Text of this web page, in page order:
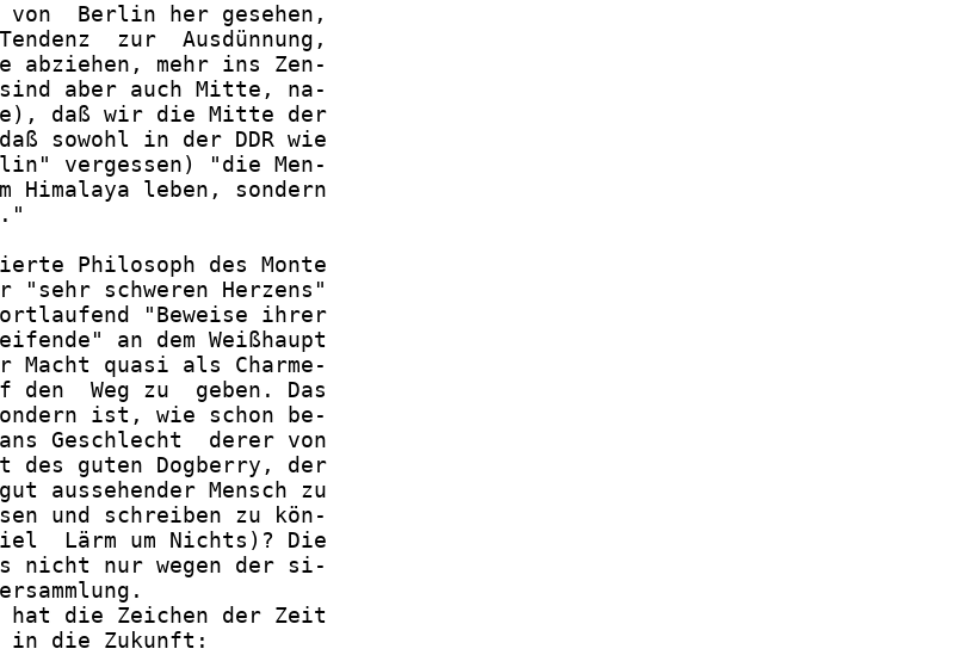
Berlin her gesehen,
zur  Ausdünnung,
abziehen, mehr ins Zen-
aber auch Mitte, na-
daß wir die Mitte der
sowohl in der DDR wie
vergessen) "die Men-
Himalaya leben, sondern
Philosoph des Monte
"sehr schweren Herzens"
"Beweise ihrer
an dem Weißhaupt
Macht quasi als Charme-
den  Weg zu  geben. Das
ist, wie schon be-
Geschlecht  derer von
des guten Dogberry, der
aussehender Mensch zu
und schreiben zu kön-
Lärm um Nichts)? Die
nicht nur wegen der si-
die Zeichen der Zeit
die Zukunft: